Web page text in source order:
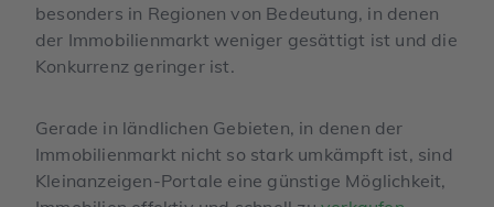
besonders in Regionen von Bedeutung, in denen
der Immobilienmarkt weniger gesättigt ist und die
Konkurrenz geringer ist.
Gerade in ländlichen Gebieten, in denen der
Immobilienmarkt nicht so stark umkämpft ist, sind
Kleinanzeigen-Portale eine günstige Möglichkeit,